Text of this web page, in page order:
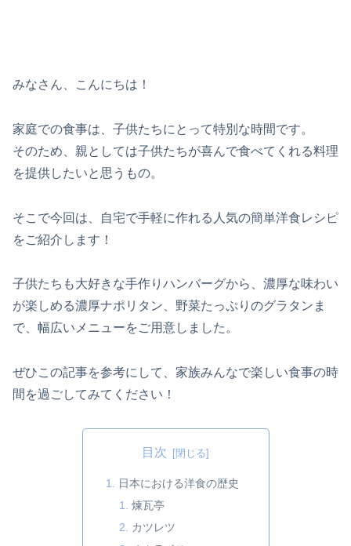
みなさん、こんにちは！
家庭での食事は、子供たちにとって特別な時間です。
そのため、親としては子供たちが喜んで食べてくれる料理
を提供したいと思うもの。
そこで今回は、自宅で手軽に作れる人気の簡単洋食レシピ
をご紹介します！
子供たちも大好きな手作りハンバーグから、濃厚な味わい
が楽しめる濃厚ナポリタン、野菜たっぷりのグラタンま
で、幅広いメニューをご用意しました。
ぜひこの記事を参考にして、家族みんなで楽しい食事の時
間を過ごしてみてください！
目次
日本における洋食の歴史
煉瓦亭
カツレツ